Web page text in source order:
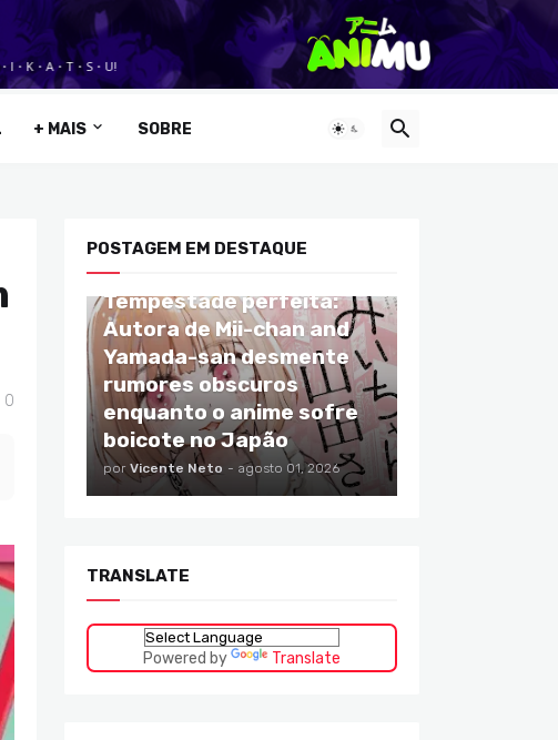
+ MAIS SOBRE
0
POSTAGEM EM DESTAQUE
Tempestade perfeita:
Autora de Mii-chan and
Yamada-san desmente
rumores obscuros
enquanto o anime sofre
boicote no Japão
por Vicente Neto - agosto 01, 2026
TRANSLATE
Powered by Translate